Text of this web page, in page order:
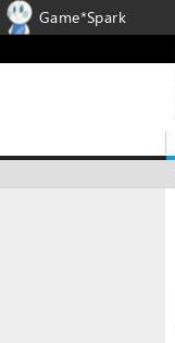
Game*Spark